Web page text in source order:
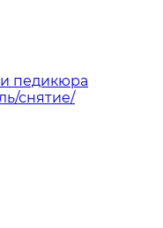
педикюра
снятие/